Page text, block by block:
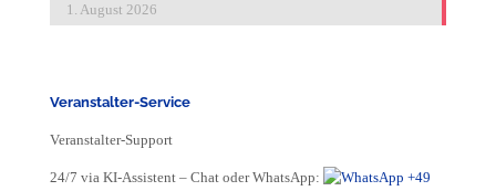
1. August 2026
Veranstalter-Service
Veranstalter-Support
24/7 via KI-Assistent – Chat oder WhatsApp:
+49